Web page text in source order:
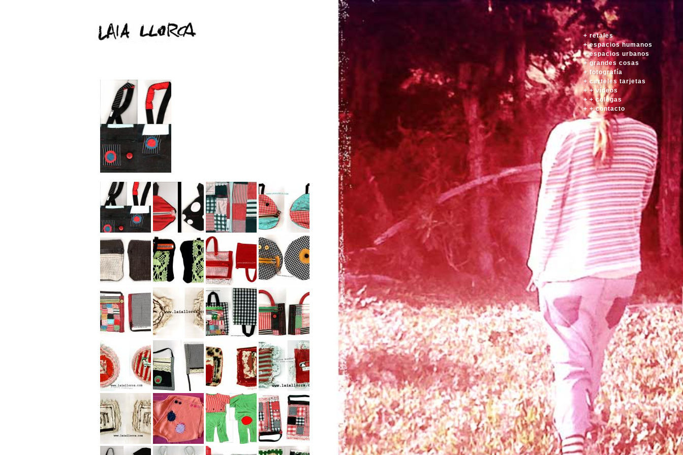
+ retales
+ espacios humanos
+ espacios urbanos
+ grandes cosas
+ fotografía
+ carteles tarjetas
+ + vídeos
+ + colegas
+ + contacto